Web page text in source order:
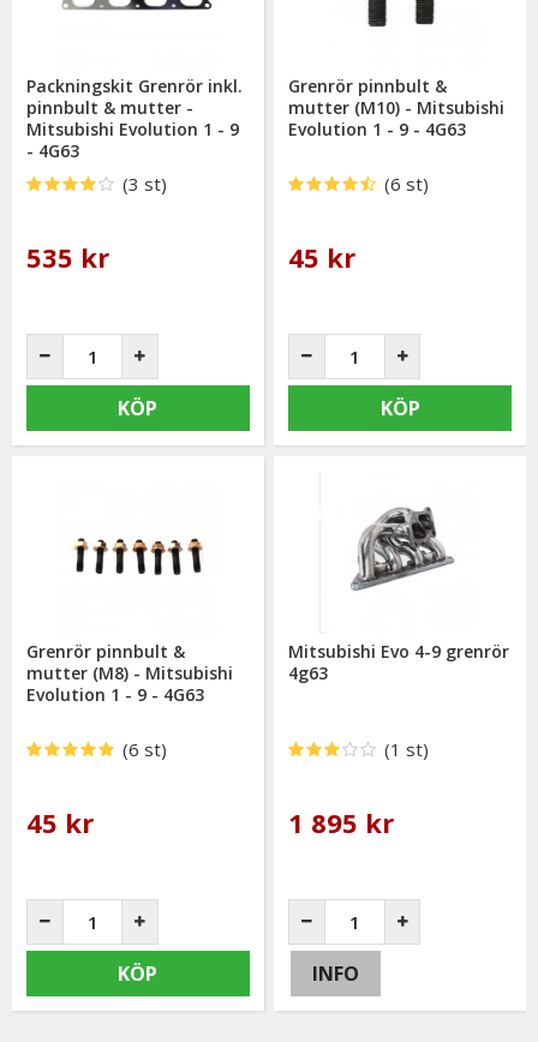
Packningskit Grenrör inkl.
pinnbult & mutter -
Mitsubishi Evolution 1 - 9
- 4G63
(3 st)
535 kr
KÖP
Grenrör pinnbult &
mutter (M10) - Mitsubishi
Evolution 1 - 9 - 4G63
(6 st)
45 kr
KÖP
Grenrör pinnbult &
mutter (M8) - Mitsubishi
Evolution 1 - 9 - 4G63
(6 st)
45 kr
KÖP
Mitsubishi Evo 4-9 grenrör
4g63
(1 st)
1 895 kr
INFO